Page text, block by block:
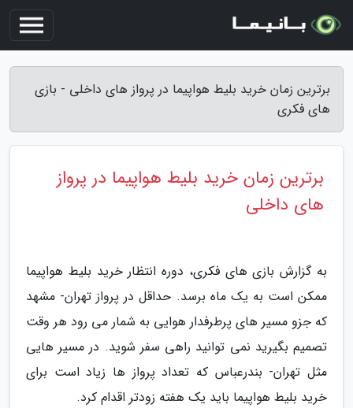
برترین زمان خرید بلیط هواپیما در پرواز های داخلی - بازی
های فکری
برترین زمان خرید بلیط هواپیما در پرواز
های داخلی
به گزارش بازی های فکری، دوره انتظار خرید بلیط هواپیما
ممکن است به یک ماه برسد. حداقل در پرواز تهران- مشهد
که جزو مسیر های پرطرفدار هوایی به شمار می رود هر وقت
تصمیم بگیرید نمی توانید راهی سفر شوید. در مسیر هایی
مثل تهران- بندرعباس که تعداد پرواز ها زیاد است برای
خرید بلیط هواپیما باید یک هفته زودتر اقدام کرد.